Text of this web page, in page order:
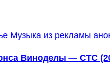
Виноделы — СТС